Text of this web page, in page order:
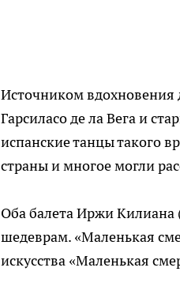
Источником вдохновения
Гарсиласо де ла Вега и
испанские танцы такого
страны и многое могли
Оба балета Иржи Килиана
шедеврам. «Маленькая
искусства «Маленькая